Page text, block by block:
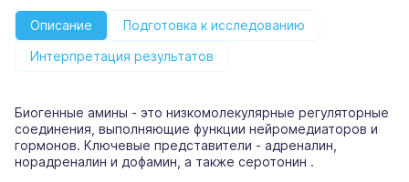
Описание
Подготовка к исследованию
Интерпретация результатов
Биогенные амины - это низкомолекулярные регуляторные
соединения, выполняющие функции нейромедиаторов и
гормонов. Ключевые представители - адреналин,
норадреналин и дофамин, а также серотонин .